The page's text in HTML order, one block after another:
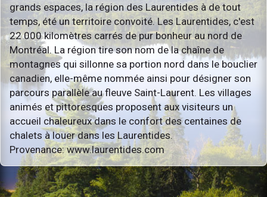
grands espaces, la région des Laurentides à de tout
temps, été un territoire convoité. Les Laurentides, c'est
22 000 kilomètres carrés de pur bonheur au nord de
Montréal. La région tire son nom de la chaîne de
montagnes qui sillonne sa portion nord dans le bouclier
canadien, elle-même nommée ainsi pour désigner son
parcours parallèle au fleuve Saint-Laurent. Les villages
animés et pittoresques proposent aux visiteurs un
accueil chaleureux dans le confort des centaines de
chalets à louer dans les Laurentides.
Provenance: www.laurentides.com